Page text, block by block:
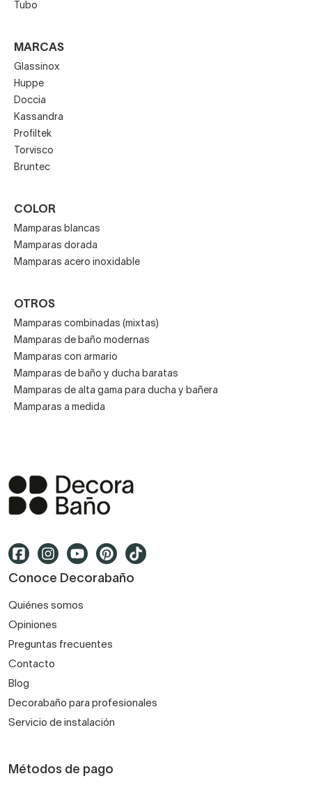
Tubo
MARCAS
Glassinox
Huppe
Doccia
Kassandra
Profiltek
Torvisco
Bruntec
COLOR
Mamparas blancas
Mamparas dorada
Mamparas acero inoxidable
OTROS
Mamparas combinadas (mixtas)
Mamparas de baño modernas
Mamparas con armario
Mamparas de baño y ducha baratas
Mamparas de alta gama para ducha y bañera
Mamparas a medida
Conoce Decorabaño
Quiénes somos
Opiniones
Preguntas frecuentes
Contacto
Blog
Decorabaño para profesionales
Servicio de instalación
Métodos de pago